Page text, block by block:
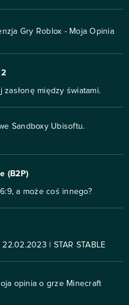
Gry Roblox - Moja Opinia
zasłonę między światami.
Sandboxy Ubisoftu.
(B2P)
a może coś innego?
| STAR STABLE
opinia o grze Minecraft